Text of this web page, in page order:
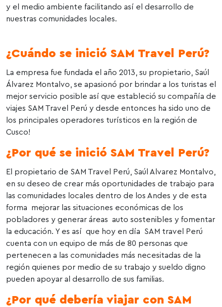
y el medio ambiente facilitando así el desarrollo de
nuestras comunidades locales.
¿Cuándo se inició SAM Travel Perú?
La empresa fue fundada el año 2013, su propietario, Saúl
Álvarez Montalvo, se apasionó por brindar a los turistas el
mejor servicio posible así que estableció su compañía de
viajes SAM Travel Perú y desde entonces ha sido uno de
los principales operadores turísticos en la región de
Cusco!
¿Por qué se inició SAM Travel Perú?
El propietario de SAM Travel Perú, Saúl Alvarez Montalvo,
en su deseo de crear más oportunidades de trabajo para
las comunidades locales dentro de los Andes y de esta
forma mejorar las situaciones económicas de los
pobladores y generar áreas auto sostenibles y fomentar
la educación. Y es así que hoy en día SAM travel Perú
cuenta con un equipo de más de 80 personas que
pertenecen a las comunidades más necesitadas de la
región quienes por medio de su trabajo y sueldo digno
pueden apoyar al desarrollo de sus familias.
¿Por qué debería viajar con SAM